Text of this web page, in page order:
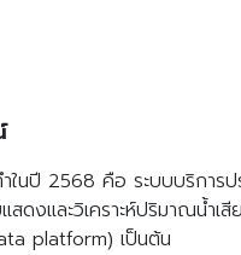
นปี 2568 คือ ระบบบริการ
ดงและวิเคราะห์ปริมาณน้ำ
platform) เป็นต้น